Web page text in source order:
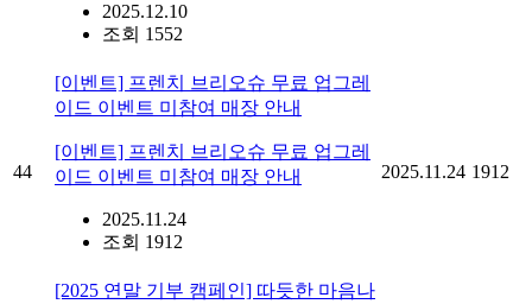
2025.12.10
조회 1552
44
[이벤트] 프렌치 브리오슈 무료 업그레
이드 이벤트 미참여 매장 안내
[이벤트] 프렌치 브리오슈 무료 업그레
이드 이벤트 미참여 매장 안내
2025.11.24
조회 1912
2025.11.24 1912
[2025 연말 기부 캠페인] 따듯한 마음나